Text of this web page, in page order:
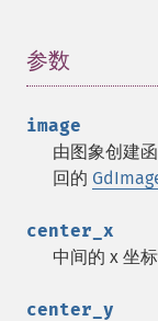
参数
image
由图象创建
回的
center_x
中间的 x 坐标
center_y